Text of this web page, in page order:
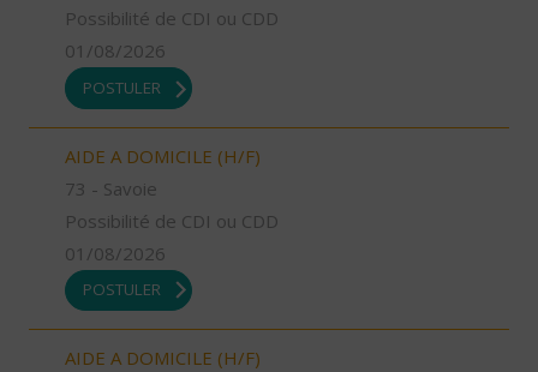
Possibilité de CDI ou CDD
01/08/2026
POSTULER
AIDE A DOMICILE (H/F)
73 - Savoie
Possibilité de CDI ou CDD
01/08/2026
POSTULER
AIDE A DOMICILE (H/F)